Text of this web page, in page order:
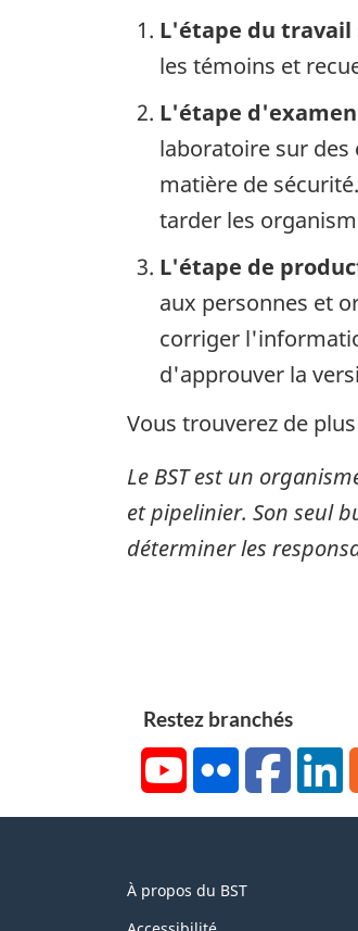
L'étape du
les témoins et
L'étape
laboratoire sur
matière de
tarder les
L'étape de
aux personnes et
corriger
d'approuver la
Vous trouverez de
Le BST est un
et pipelinier. Son seul
déterminer les
Restez branchés
YouTubeFlickr
this
À propos du BST